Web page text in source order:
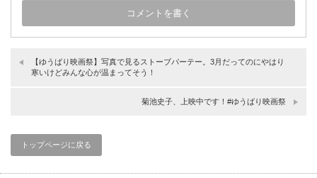
【ゆうばり映画祭】写真で見るストーブパーテー。3月だってのにやはり
寒いけどみんな心が温まってそう！
菊池史子、上映中です！#ゆうばり映画祭
トップページに戻る